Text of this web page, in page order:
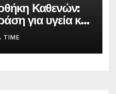
Καθενών:
για υγεία και
στο
TIME